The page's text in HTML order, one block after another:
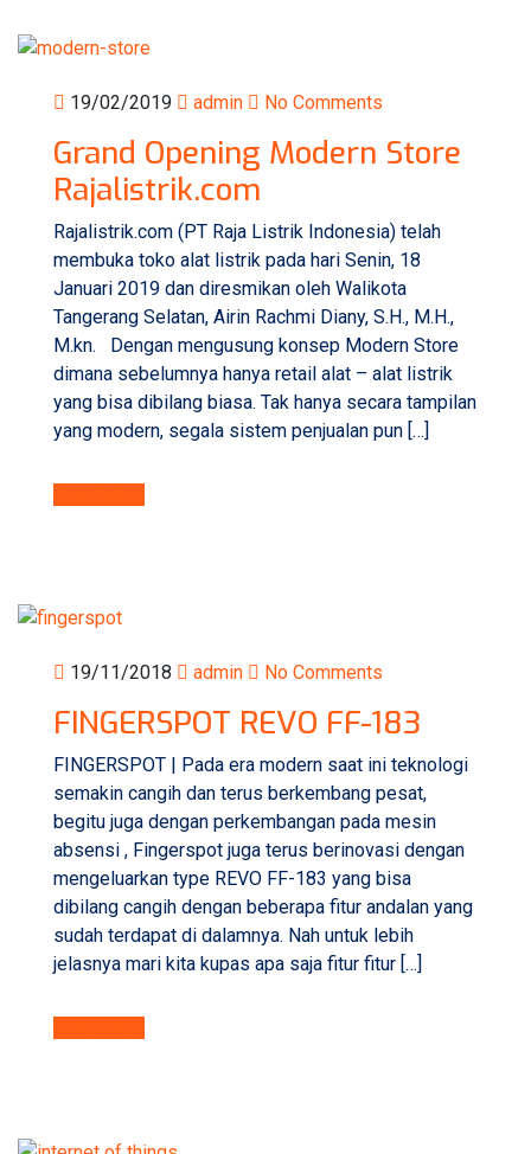
19/02/2019 admin No Comments
Grand Opening Modern Store
Rajalistrik.com
Rajalistrik.com (PT Raja Listrik Indonesia) telah
membuka toko alat listrik pada hari Senin, 18
Januari 2019 dan diresmikan oleh Walikota
Tangerang Selatan, Airin Rachmi Diany, S.H., M.H.,
M.kn. Dengan mengusung konsep Modern Store
dimana sebelumnya hanya retail alat – alat listrik
yang bisa dibilang biasa. Tak hanya secara tampilan
yang modern, segala sistem penjualan pun […]
19/11/2018 admin No Comments
FINGERSPOT REVO FF-183
FINGERSPOT | Pada era modern saat ini teknologi
semakin cangih dan terus berkembang pesat,
begitu juga dengan perkembangan pada mesin
absensi , Fingerspot juga terus berinovasi dengan
mengeluarkan type REVO FF-183 yang bisa
dibilang cangih dengan beberapa fitur andalan yang
sudah terdapat di dalamnya. Nah untuk lebih
jelasnya mari kita kupas apa saja fitur fitur […]